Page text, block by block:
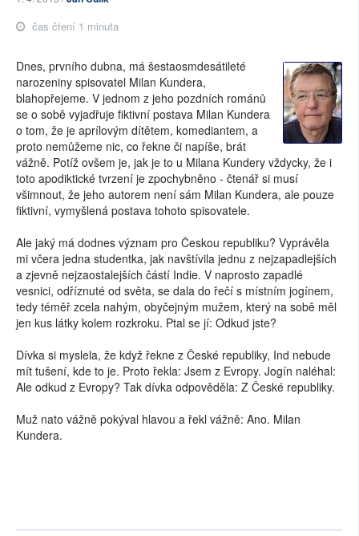
čas čtení 1 minuta
Dnes, prvního dubna, má šestaosmdesátileté
narozeniny spisovatel Milan Kundera,
blahopřejeme. V jednom z jeho pozdních románů
se o sobě vyjadřuje fiktivní postava Milan Kundera
o tom, že je aprílovým dítětem, komediantem, a
proto nemůžeme nic, co řekne či napíše, brát
vážně. Potíž ovšem je, jak je to u Milana Kundery vždycky, že i
toto apodiktické tvrzení je zpochybněno - čtenář si musí
všimnout, že jeho autorem není sám Milan Kundera, ale pouze
fiktivní, vymyšlená postava tohoto spisovatele.
Ale jaký má dodnes význam pro Českou republiku? Vyprávěla
mi včera jedna studentka, jak navštívila jednu z nejzapadlejších
a zjevně nejzaostalejších částí Indie. V naprosto zapadlé
vesnici, odříznuté od světa, se dala do řečí s místním jogínem,
tedy téměř zcela nahým, obyčejným mužem, který na sobě měl
jen kus látky kolem rozkroku. Ptal se jí: Odkud jste?
Dívka si myslela, že když řekne z České republiky, Ind nebude
mít tušení, kde to je. Proto řekla: Jsem z Evropy. Jogín naléhal:
Ale odkud z Evropy? Tak dívka odpověděla: Z České republiky.
Muž nato vážně pokýval hlavou a řekl vážně: Ano. Milan
Kundera.